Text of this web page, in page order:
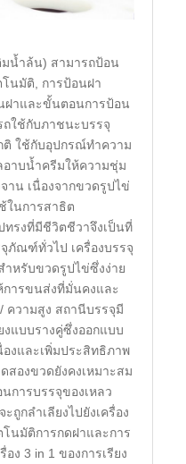
มน้ำล้น) สามารถป้อน
นมัติ, การป้อนฝา
ฝาและขั้นตอนการป้อน
ใช้กับภาชนะบรรจุ
ติ ใช้กับอุปกรณ์ทำความ
อาบน้ำครีมให้ความชุ่ม
าน เนื่องจากขวดรูปไข่
ในการสาธิต
รงที่มีชีวิตชีวาจึงเป็นที่
ภัณฑ์ทั่วไป เครื่องบรรจุ
หรับขวดรูปไข่ซึ่งง่าย
การขนส่งที่มั่นคงและ
วามสูง สถานีบรรจุมี
แบบรางคู่ซึ่งออกแบบ
องและเพิ่มประสิทธิภาพ
สองขวดยังคงเหมาะสม
การบรรจุของเหลว
ถูกลำเลียงไปยังเครื่อง
โนมัติการกดฝาและการ
ง 3 in 1 ของการเรียง